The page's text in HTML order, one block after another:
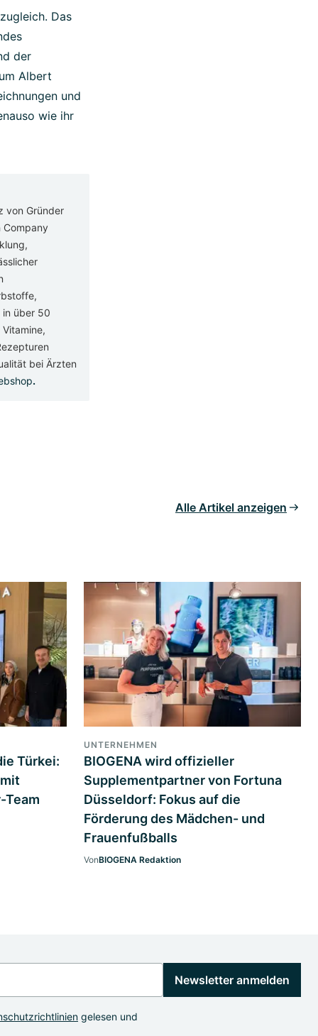
Das
der
Albert
und
wie ihr
von Gründer
Company
in über 50
bei Ärzten
.
Alle Artikel anzeigen
Türkei:
Team
UNTERNEHMEN
BIOGENA wird offizieller
Supplementpartner von Fortuna
Düsseldorf: Fokus auf die
Förderung des Mädchen- und
Frauenfußballs
VonBIOGENA Redaktion
gelesen und
Newsletter anmelden